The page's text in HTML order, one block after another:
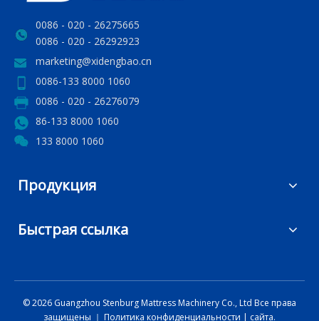
0086 - 020 - 26275665
0086 - 020 - 26292923
marketing@xidengbao.cn
0086-133 8000 1060
0086 - 020 - 26276079
86-133 8000 1060
133 8000 1060
Продукция
Быстрая ссылка
©2026 Guangzhou Stenburg Mattress Machinery Co., Ltd Все права
защищены ｜ Политика конфиденциальности | сайта.